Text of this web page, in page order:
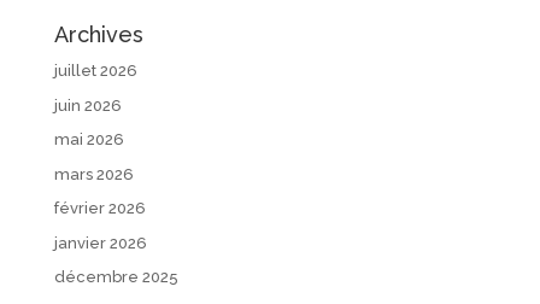
Archives
juillet 2026
juin 2026
mai 2026
mars 2026
février 2026
janvier 2026
décembre 2025